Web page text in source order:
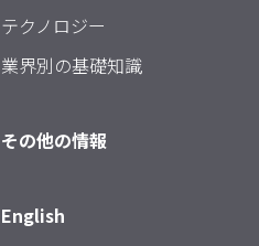
テクノロジー
業界別の基礎知識
その他の情報
English